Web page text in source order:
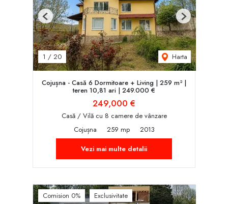
1 / 20 Harta
Previous Next
Cojușna - Casă 6 Dormitoare + Living | 259 m² |
teren 10,81 ari | 249.000 €
249,000 €
Casă / Vilă cu 8 camere de vânzare
Cojușna
259 mp
2013
Vezi mai multe detalii
Comision 0% Exclusivitate